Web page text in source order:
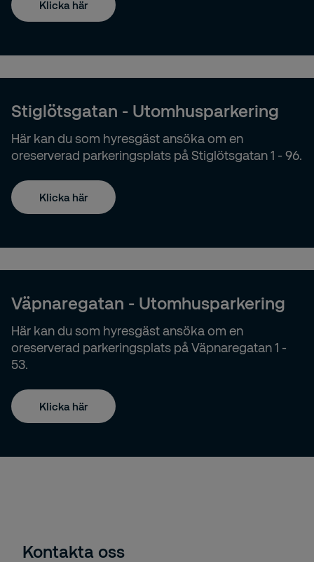
Klicka här
Stiglötsgatan - Utomhusparkering
Här kan du som hyresgäst ansöka om en
oreserverad parkeringsplats på Stiglötsgatan 1 - 96.
Klicka här
Väpnaregatan - Utomhusparkering
Här kan du som hyresgäst ansöka om en
oreserverad parkeringsplats på Väpnaregatan 1 -
53.
Klicka här
Kontakta oss